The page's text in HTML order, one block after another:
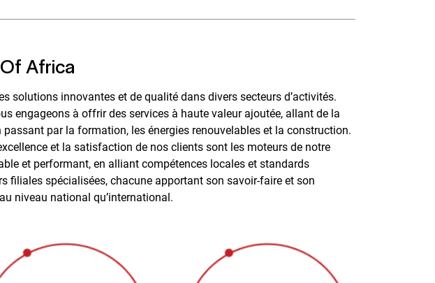
Africa
solutions innovantes et de qualité dans divers secteurs d’activités.
engageons à offrir des services à haute valeur ajoutée, allant de la
par la formation, les énergies renouvelables et la construction.
et la satisfaction de nos clients sont les moteurs de notre
et performant, en alliant compétences locales et standards
filiales spécialisées, chacune apportant son savoir-faire et son
niveau national qu’international.